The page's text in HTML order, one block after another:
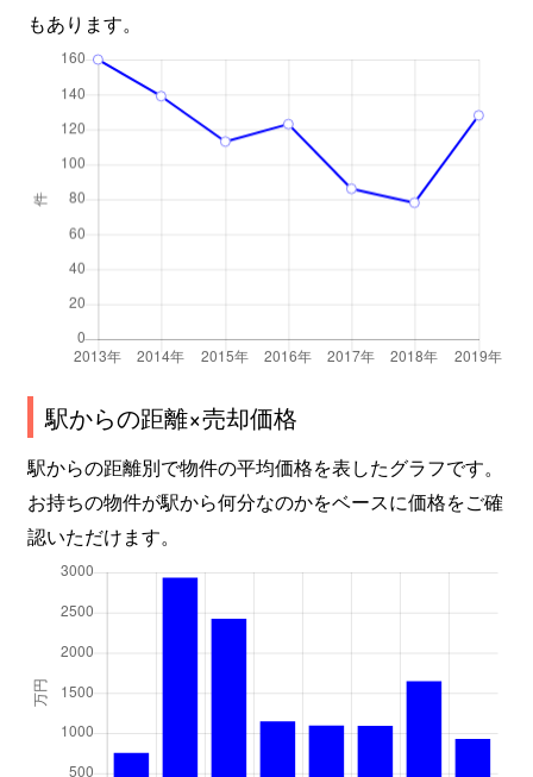
もあります。
駅からの距離×売却価格
駅からの距離別で物件の平均価格を表したグラフです。
お持ちの物件が駅から何分なのかをベースに価格をご確
認いただけます。